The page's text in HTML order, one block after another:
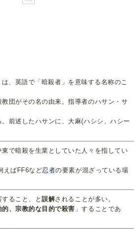
、英語で「暗殺者」を意味する名称のこ
団がその名の由来。指導者のハサン・サ
前述したハサンに、大麻(ハシシ、ハシー
東で暗殺を生業としていた人々を指してい
えばFF6など忍者の要素が混ざっている場
すること、と誤解されることが多い。
的、宗教的な目的で殺害 」することであ